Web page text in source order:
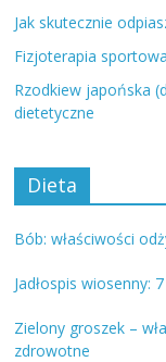
Jak skutecznie
Fizjoterapia
Rzodkiew japońska
dietetyczne
Dieta
Bób: właściwości
Jadłospis wiosenny:
Zielony groszek –
zdrowotne